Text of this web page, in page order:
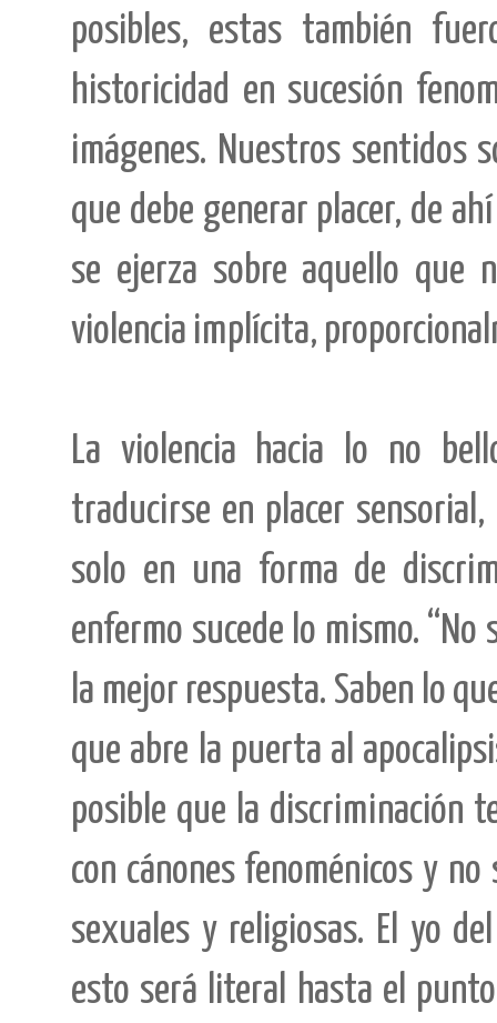
posibles, estas también
historicidad en sucesión
imágenes. Nuestros sentidos
que debe generar placer, de
se ejerza sobre aquello que
violencia implícita,
La violencia hacia lo no
traducirse en placer
solo en una forma de
enfermo sucede lo mismo. “No
la mejor respuesta. Saben lo
que abre la puerta al
posible que la discriminación
con cánones fenoménicos y
sexuales y religiosas. El yo
esto será literal hasta el